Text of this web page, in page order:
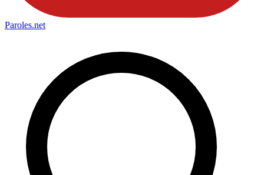
Paroles.net